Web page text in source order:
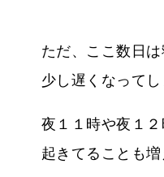
ただ、ここ数日
少し遅くなって
夜１１時や夜１
起きてることも増